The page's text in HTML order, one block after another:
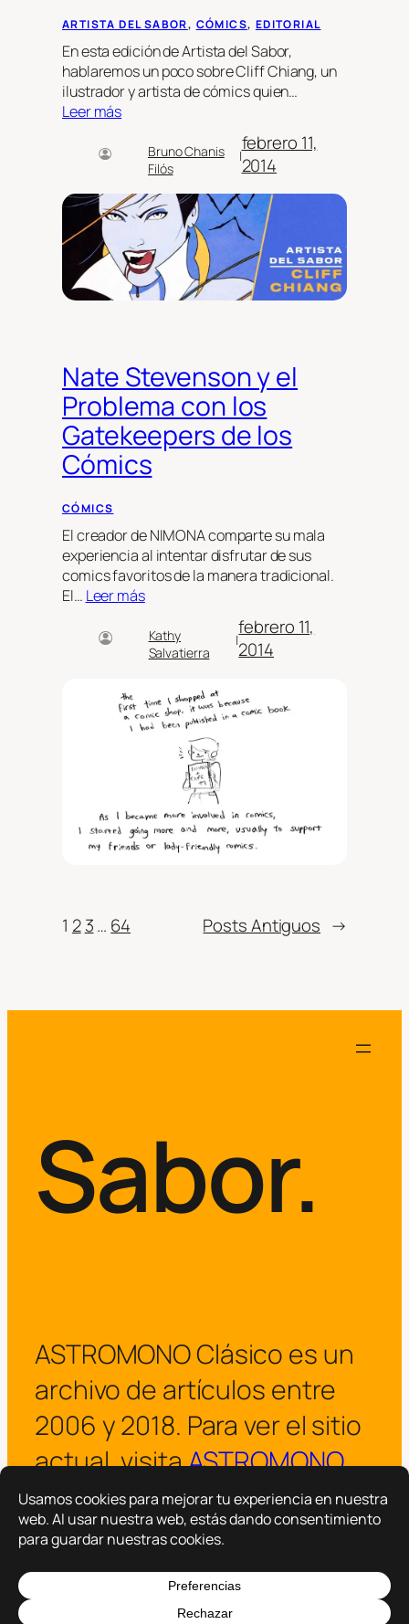
ARTISTA DEL SABOR, CÓMICS, EDITORIAL
En esta edición de Artista del Sabor,
hablaremos un poco sobre Cliff Chiang, un
ilustrador y artista de cómics quien…
Leer más
Bruno Chanis
Filós
|
febrero 11,
2014
Nate Stevenson y el
Problema con los
Gatekeepers de los
Cómics
CÓMICS
El creador de NIMONA comparte su mala
experiencia al intentar disfrutar de sus
comics favoritos de la manera tradicional.
El… Leer más
Kathy
Salvatierra
|
febrero 11,
2014
1 2 3… 64 Posts Antiguos →
Sabor.
ASTROMONO Clásico es un
archivo de artículos entre
2006 y 2018. Para ver el sitio
actual, visitaASTROMONO.
¡Visitar ASTROMONO ya!
Copyright © 2025 –ASTROMONO Hazlo por familia.
Política de cookies